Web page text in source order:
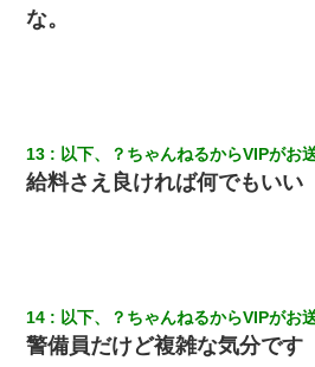
夫に癌の余命宣告。その闘病中に長女
我が家のガレージに見知らぬ車。俺「
ターリモコンあるだろ？DOWNのボタ
上司「何なの、この書類！！」私「あ
てるの！」私「ですから」上司「黙っ
な。
13 以下、？ちゃんねるからVIPがお
給料さえ良ければ何でもいい
14 以下、？ちゃんねるからVIPがお
警備員だけど複雑な気分です